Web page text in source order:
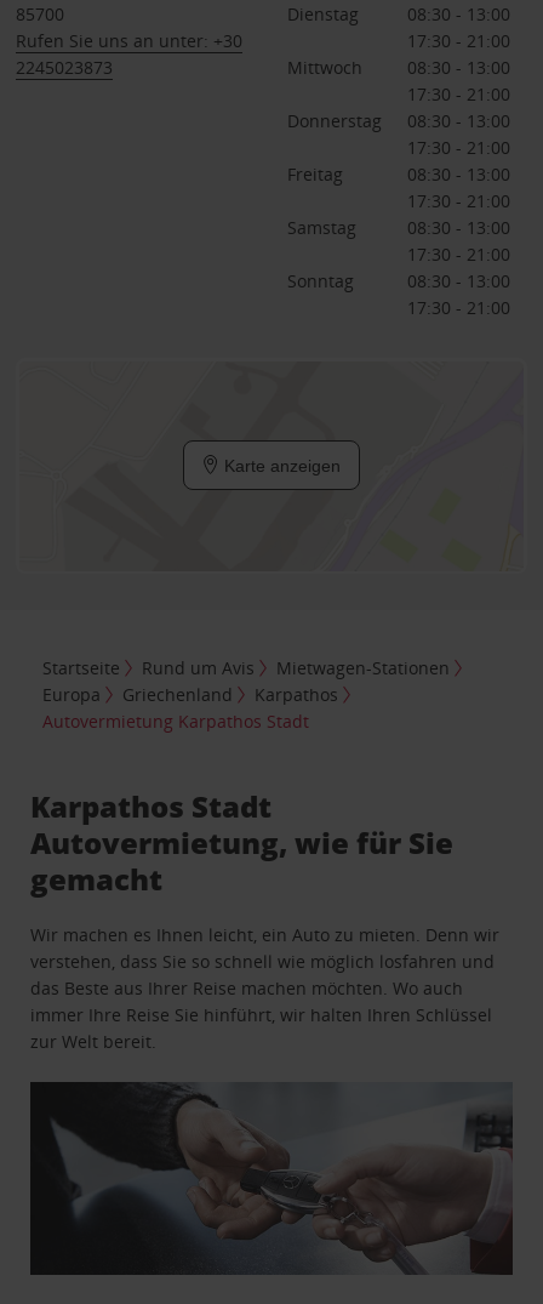
85700
Rufen Sie uns an unter: +30
2245023873
Dienstag
08:30 - 13:00
17:30 - 21:00
Mittwoch
08:30 - 13:00
17:30 - 21:00
Donnerstag
08:30 - 13:00
17:30 - 21:00
Freitag
08:30 - 13:00
17:30 - 21:00
Samstag
08:30 - 13:00
17:30 - 21:00
Sonntag
08:30 - 13:00
17:30 - 21:00
Karte anzeigen
Startseite Rund um Avis
Mietwagen-Stationen
Europa
Griechenland
Karpathos
Autovermietung Karpathos Stadt
Karpathos Stadt
Autovermietung, wie für Sie
gemacht
Wir machen es Ihnen leicht, ein Auto zu mieten. Denn wir
verstehen, dass Sie so schnell wie möglich losfahren und
das Beste aus Ihrer Reise machen möchten. Wo auch
immer Ihre Reise Sie hinführt, wir halten Ihren Schlüssel
zur Welt bereit.